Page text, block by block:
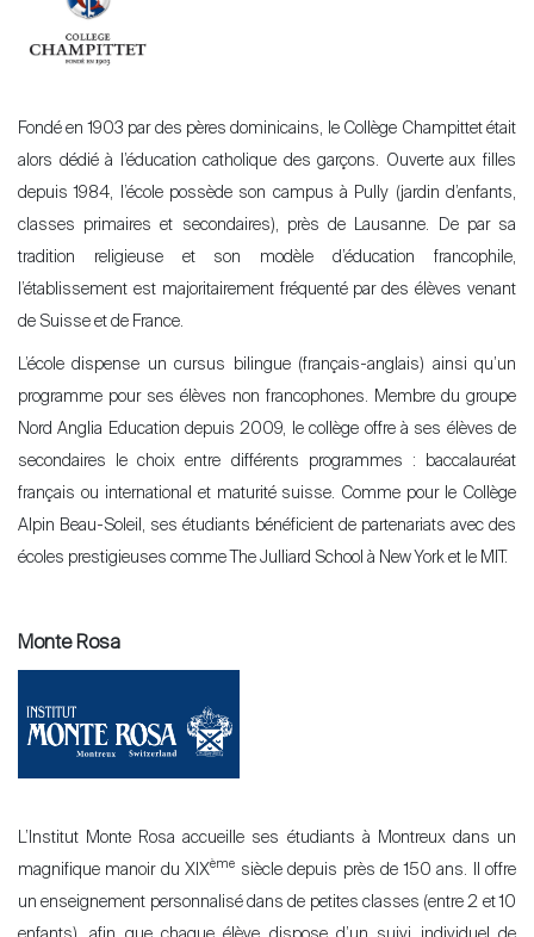
Fondé en 1903 par des pères dominicains, le Collège Champittet était
alors dédié à l’éducation catholique des garçons. Ouverte aux filles
depuis 1984, l’école possède son campus à Pully (jardin d’enfants,
classes primaires et secondaires), près de Lausanne. De par sa
tradition religieuse et son modèle d’éducation francophile,
l’établissement est majoritairement fréquenté par des élèves venant
de Suisse et de France.
L’école dispense un cursus bilingue (français-anglais) ainsi qu’un
programme pour ses élèves non francophones. Membre du groupe
Nord Anglia Education depuis 2009, le collège offre à ses élèves de
secondaires le choix entre différents programmes : baccalauréat
français ou international et maturité suisse. Comme pour le Collège
Alpin Beau-Soleil, ses étudiants bénéficient de partenariats avec des
écoles prestigieuses comme The Julliard School à New York et le MIT.
Monte Rosa
L’Institut Monte Rosa accueille ses étudiants à Montreux dans un
magnifique manoir du XIXème siècle depuis près de 150 ans. Il offre
un enseignement personnalisé dans de petites classes (entre 2 et 10